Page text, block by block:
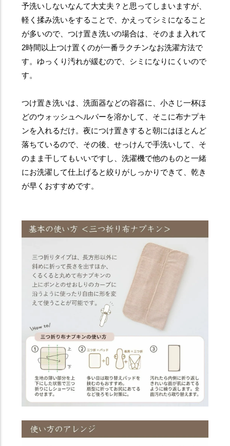
予洗いしないなんて大丈夫？と思ってしまいますが、
軽く揉み洗いをすることで、かえってシミになること
が多いので、つけ置き洗いの場合は、そのまま入れて
2時間以上つけ置くのが一番ラクチンなお洗濯方法で
す。ゆっくり汚れが緩むので、シミになりにくいので
す。
つけ置き洗いは、洗面器などの容器に、小さじ一杯ほ
どのウォッシュヘルパーを溶かして、そこに布ナプキ
ンを入れるだけ。夜につけ置きすると朝にはほとんど
落ちているので、その後、せっけんで手洗いして、そ
のまま干してもいいですし、洗濯機で他のものと一緒
にお洗濯して仕上げると絞りがしっかりできて、乾き
が早くおすすめです。